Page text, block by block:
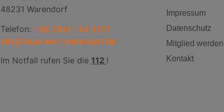
48231 Warendorf
Telefon: +49 2581 / 54-1371
info@feuerwehr-warendorf.de
Im Notfall rufen Sie die 112 !
Impressum
Datenschutz
Mitglied
Kontakt